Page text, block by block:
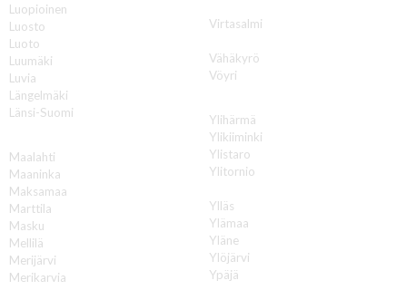
Luopioinen
Luosto
Luoto
Luumäki
Luvia
Längelmäki
Länsi-Suomi
Maalahti
Maaninka
Maksamaa
Marttila
Masku
Mellilä
Merijärvi
Merikarvia
Virtasalmi
Vähäkyrö
Vöyri
Ylihärmä
Ylikiiminki
Ylistaro
Ylitornio
Ylläs
Ylämaa
Yläne
Ylöjärvi
Ypäjä